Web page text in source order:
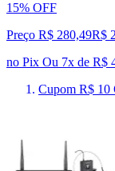
15% OFF
Preço R$ 280,49R$
no Pix Ou 7x de R$
Cupom R$ 10